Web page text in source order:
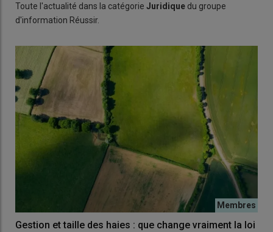
Toute l'actualité dans la catégorie Juridique du groupe
d'information Réussir.
Gestion et taille des haies : que change vraiment la loi